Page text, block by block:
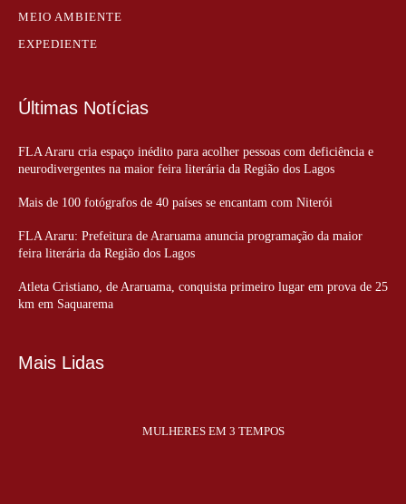
MEIO AMBIENTE
EXPEDIENTE
Últimas Notícias
FLA Araru cria espaço inédito para acolher pessoas com deficiência e
neurodivergentes na maior feira literária da Região dos Lagos
Mais de 100 fotógrafos de 40 países se encantam com Niterói
FLA Araru: Prefeitura de Araruama anuncia programação da maior
feira literária da Região dos Lagos
Atleta Cristiano, de Araruama, conquista primeiro lugar em prova de 25
km em Saquarema
Mais Lidas
MULHERES EM 3 TEMPOS